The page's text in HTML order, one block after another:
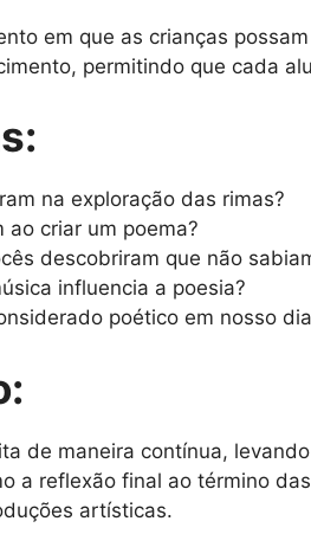
em que as crianças
permitindo que cada
na exploração das rimas?
ao criar um poema?
descobriram que não
influencia a poesia?
poético em nosso
de maneira contínua,
a reflexão final ao término
artísticas.